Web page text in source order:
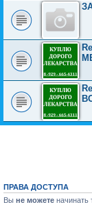
ПРАВА ДОСТУПА
Вы не можете начинать